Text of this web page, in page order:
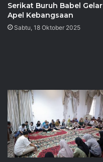
Serikat Buruh Babel Gelar
Apel Kebangsaan
Sabtu, 18 Oktober 2025